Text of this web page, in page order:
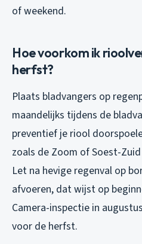
of weekend.
Hoe voorkom ik
herfst?
Plaats bladvangers op
maandelijks tijdens de
preventief je riool
zoals de Zoom of Soest-
Let na hevige regenval op
afvoeren, dat wijst op
Camera-inspectie in
voor de herfst.